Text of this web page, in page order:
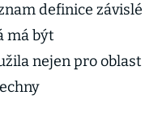
definice závislé
má být
nejen pro oblast